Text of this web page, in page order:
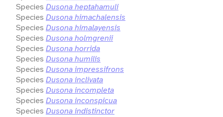
Species Dusona heptahamuli
Species Dusona himachalensis
Species Dusona himalayensis
Species Dusona holmgrenii
Species Dusona horrida
Species Dusona humilis
Species Dusona impressifrons
Species Dusona inclivata
Species Dusona incompleta
Species Dusona inconspicua
Species Dusona indistinctor